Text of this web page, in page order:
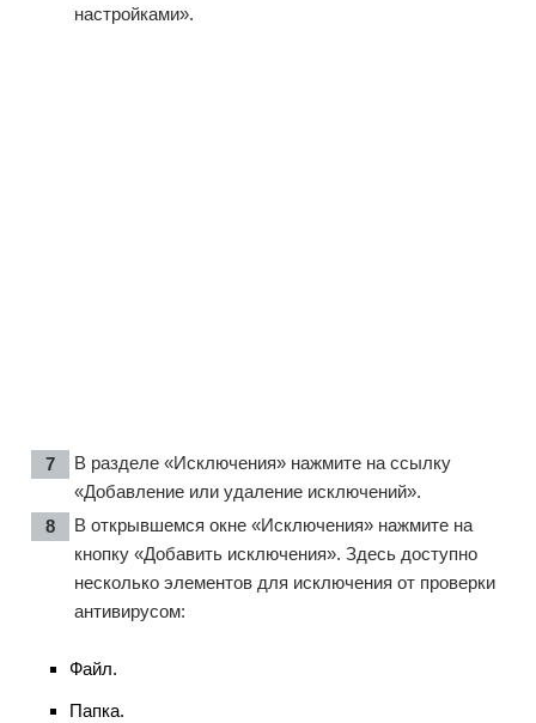
настройками».
В разделе «Исключения» нажмите на ссылку
«Добавление или удаление исключений».
В открывшемся окне «Исключения» нажмите на
кнопку «Добавить исключения». Здесь доступно
несколько элементов для исключения от проверки
антивирусом:
Файл.
Папка.